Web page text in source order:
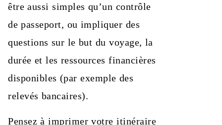
être aussi simples qu’un contrôle
de passeport, ou impliquer des
questions sur le but du voyage, la
durée et les ressources financières
disponibles (par exemple des
relevés bancaires).
Pensez à imprimer votre itinéraire